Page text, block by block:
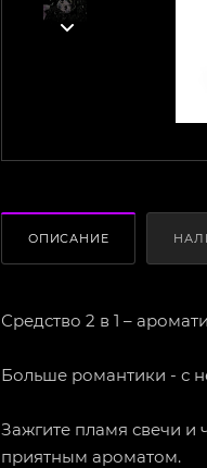
ОПИСАНИЕ
Средство 2 в 1 –
Больше романтики - с
Зажгите пламя свечи и
приятным ароматом.